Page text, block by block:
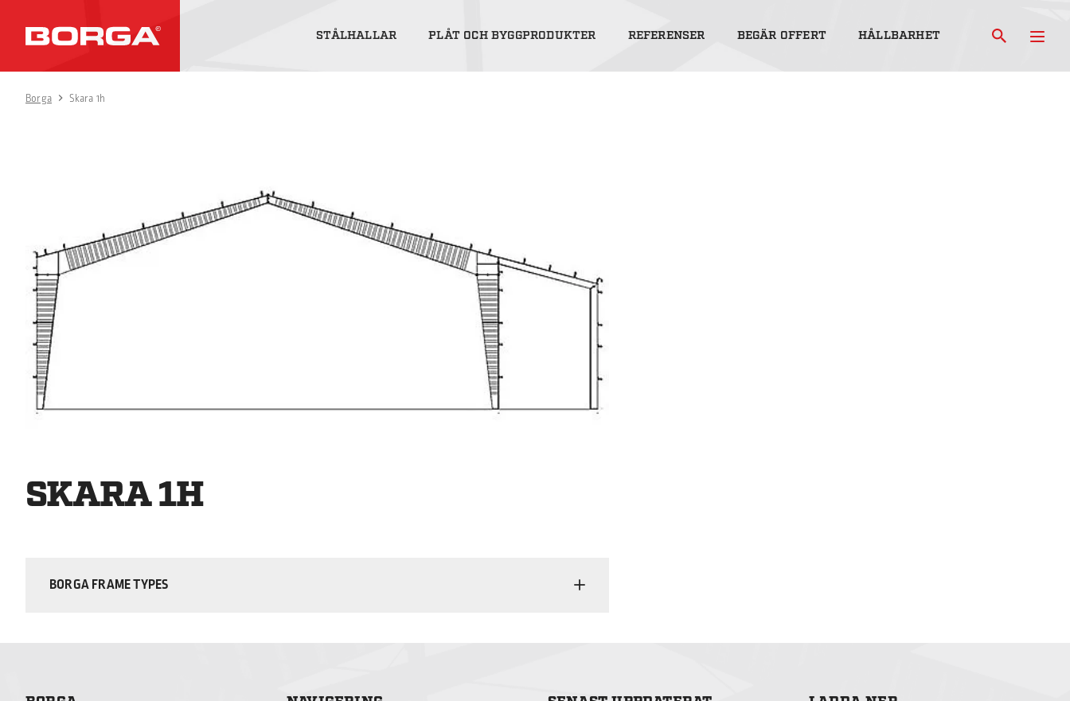
STÅLHALLAR PLÅT OCH BYGGPRODUKTER REFERENSER BEGÄR OFFERT HÅLLBARHET
Borga Skara 1h
SKARA 1H
BORGA FRAME TYPES